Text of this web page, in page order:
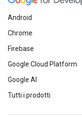
Android
Chrome
Firebase
Google Cloud Platform
Google AI
Tutti i prodotti